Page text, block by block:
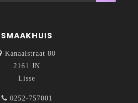
SMAAKHUIS
Kanaalstraat 80
2161 JN
Lisse
0252-757001